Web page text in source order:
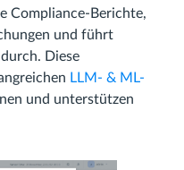
Compliance-Berichte,
und führt
Diese
LLM- & ML-
und unterstützen